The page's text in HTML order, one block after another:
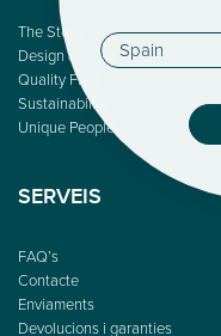
The Story
Design & Color
Quality First
Sustainability
Unique People
SERVEIS
FAQ’s
Contacte
Enviaments
Devolucions i garanties